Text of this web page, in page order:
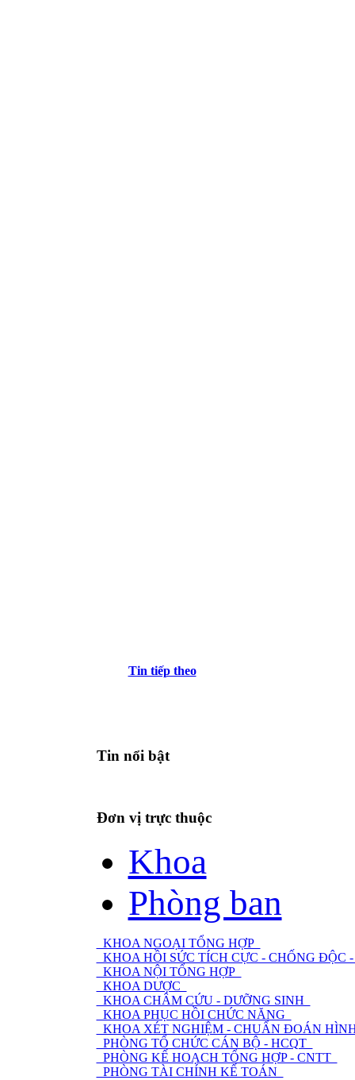
Tin tiếp theo
Tin nổi bật
Đơn vị trực thuộc
Khoa
Phòng ban
KHOA NGOẠI TỔNG HỢP
KHOA HỒI SỨC TÍCH CỰC - CHỐNG
KHOA NỘI TỔNG HỢP
KHOA DƯỢC
KHOA CHÂM CỨU - DƯỠNG SINH
KHOA PHỤC HỒI CHỨC NĂNG
KHOA XÉT NGHIỆM - CHUẨN ĐOÁN
PHÒNG TỔ CHỨC CÁN BỘ - HCQT
PHÒNG KẾ HOẠCH TỔNG HỢP - CNTT
PHÒNG TÀI CHÍNH KẾ TOÁN